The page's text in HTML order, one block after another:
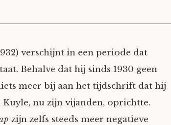
verschijnt in een periode dat
Behalve dat hij sinds 1930 geen
meer bij aan het tijd­schrift dat hij
nu zijn vijanden, op­richt­te.
zijn zelfs steeds meer negatieve